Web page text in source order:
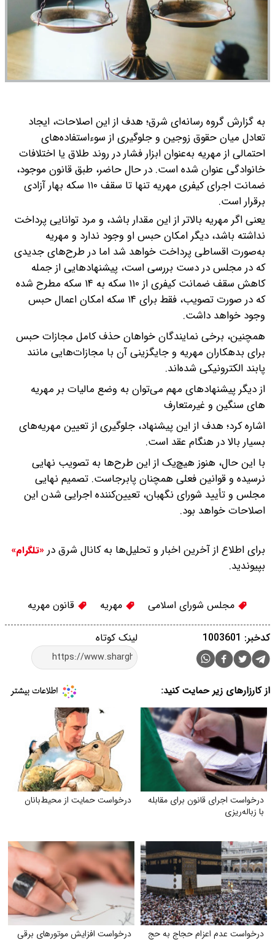
به گزارش گروه رسانه‌ای شرق؛ هدف از این اصلاحات، ایجاد
تعادل میان حقوق زوجین و جلوگیری از سوء‌استفاده‌های
احتمالی از مهریه به‌عنوان ابزار فشار در روند طلاق یا اختلافات
خانوادگی عنوان شده است. در حال حاضر، طبق قانون موجود،
ضمانت اجرای کیفری مهریه تنها تا سقف ۱۱۰ سکه بهار آزادی
برقرار است.
یعنی اگر مهریه بالاتر از این مقدار باشد، و مرد توانایی پرداخت
نداشته باشد، دیگر امکان حبس او وجود ندارد و مهریه
به‌صورت اقساطی پرداخت خواهد شد اما در طرح‌های جدیدی
که در مجلس در دست بررسی است، پیشنهادهایی از جمله
کاهش سقف ضمانت کیفری از ۱۱۰ سکه به ۱۴ سکه مطرح شده
که در صورت تصویب، فقط برای ۱۴ سکه امکان اعمال حبس
وجود خواهد داشت.
همچنین، برخی نمایندگان خواهان حذف کامل مجازات حبس
برای بدهکاران مهریه و جایگزینی آن با مجازات‌هایی مانند
پابند الکترونیکی شده‌اند.
از دیگر پیشنهادهای مهم می‌توان به وضع مالیات بر مهریه
های سنگین و غیرمتعارف
اشاره کرد؛ هدف از این پیشنهاد، جلوگیری از تعیین مهریه‌های
بسیار بالا در هنگام عقد است.
با این حال، هنوز هیچ‌یک از این طرح‌ها به تصویب نهایی
نرسیده و قوانین فعلی همچنان پابرجاست. تصمیم نهایی
مجلس و تأیید شورای نگهبان، تعیین‌کننده اجرایی شدن این
اصلاحات خواهد بود.
برای اطلاع از آخرین اخبار و تحلیل‌ها به کانال شرق در «تلگرام»
بپیوندید.
مجلس شورای اسلامی مهریه قانون مهریه
لینک کوتاه کدخبر: 1003601
از کارزارهای زیر حمایت کنید:
درخواست اجرای قانون برای مقابله
با زباله‌ریزی
درخواست حمایت از محیط‌بانان
درخواست عدم اعزام حجاج به حج
درخواست افزایش موتورهای برقی